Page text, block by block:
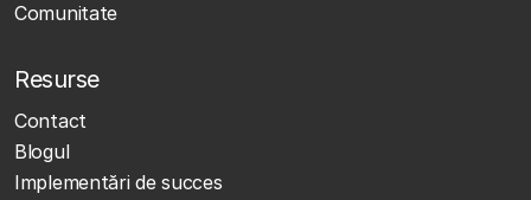
Comunitate
Resurse
Contact
Blogul
Implementări de succes